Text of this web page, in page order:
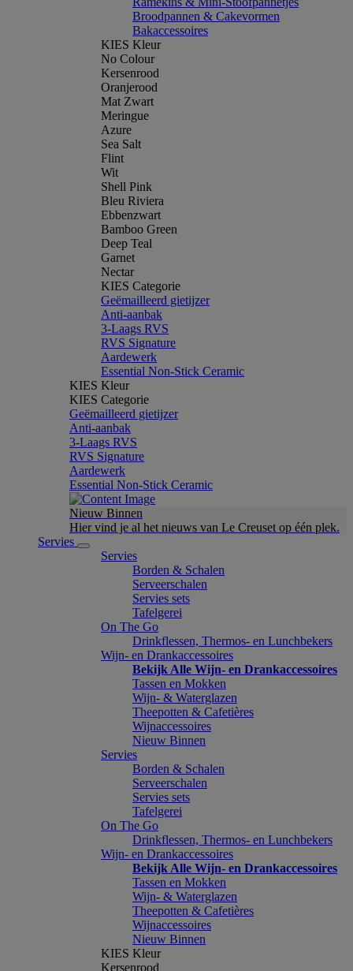
Broodpannen & Cakevormen
Bakaccessoires
KIES Kleur
No Colour
Kersenrood
Oranjerood
Mat Zwart
Meringue
Azure
Sea Salt
Flint
Wit
Shell Pink
Bleu Riviera
Ebbenzwart
Bamboo Green
Deep Teal
Garnet
Nectar
KIES Categorie
Geëmailleerd gietijzer
Anti-aanbak
3-Laags RVS
RVS Signature
Aardewerk
Essential Non-Stick Ceramic
KIES Kleur
KIES Categorie
Geëmailleerd gietijzer
Anti-aanbak
3-Laags RVS
RVS Signature
Aardewerk
Essential Non-Stick Ceramic
Nieuw Binnen
Hier vind je al het nieuws van Le Creuset op één plek.
Servies
Servies
Borden & Schalen
Serveerschalen
Servies sets
Tafelgerei
On The Go
Drinkflessen, Thermos- en Lunchbekers
Wijn- en Drankaccessoires
Bekijk Alle Wijn- en Drankaccessoires
Tassen en Mokken
Wijn- & Waterglazen
Theepotten & Cafetières
Wijnaccessoires
Nieuw Binnen
Servies
Borden & Schalen
Serveerschalen
Servies sets
Tafelgerei
On The Go
Drinkflessen, Thermos- en Lunchbekers
Wijn- en Drankaccessoires
Bekijk Alle Wijn- en Drankaccessoires
Tassen en Mokken
Wijn- & Waterglazen
Theepotten & Cafetières
Wijnaccessoires
Nieuw Binnen
KIES Kleur
Kersenrood